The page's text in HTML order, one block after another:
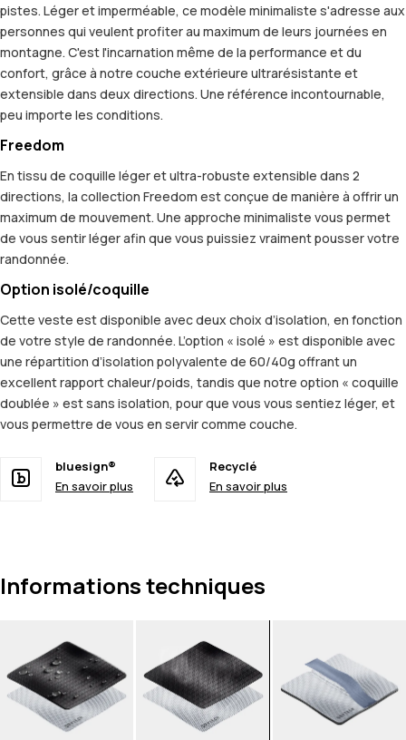
pistes. Léger et imperméable, ce modèle minimaliste s'adresse aux
personnes qui veulent profiter au maximum de leurs journées en
montagne. C'est l'incarnation même de la performance et du
confort, grâce à notre couche extérieure ultrarésistante et
extensible dans deux directions. Une référence incontournable,
peu importe les conditions.
Freedom
En tissu de coquille léger et ultra-robuste extensible dans 2
directions, la collection Freedom est conçue de manière à offrir un
maximum de mouvement. Une approche minimaliste vous permet
de vous sentir léger afin que vous puissiez vraiment pousser votre
randonnée.
Option isolé/coquille
Cette veste est disponible avec deux choix d’isolation, en fonction
de votre style de randonnée. L’option « isolé » est disponible avec
une répartition d’isolation polyvalente de 60/40g offrant un
excellent rapport chaleur/poids, tandis que notre option « coquille
doublée » est sans isolation, pour que vous vous sentiez léger, et
vous permettre de vous en servir comme couche.
bluesign®
En savoir plus
Recyclé
En savoir plus
Informations techniques